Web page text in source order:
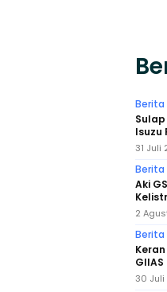
Berita
Isuzu
31 Juli
Berita
Aki
2
Berita
GIIAS
30